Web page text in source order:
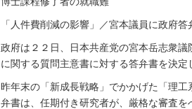
「人件費削減の影響」／宮本議員に政府答
政府は２２日、日本共産党の宮本岳志衆
に関する質問主意書に対する答弁書を決定
昨年末の「新成長戦略」でかかげた「理
弁書は、任期付き研究者が、厳格な審査